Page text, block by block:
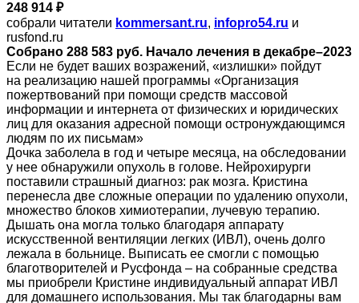
248 914 ₽
собрали читатели kommersant.ru, infopro54.ru и
rusfond.ru
Собрано 288 583 руб. Начало лечения в декабре–2023
Если не будет ваших возражений, «излишки» пойдут
на реализацию нашей программы «Организация
пожертвований при помощи средств массовой
информации и интернета от физических и юридических
лиц для оказания адресной помощи остронуждающимся
людям по их письмам»
Дочка заболела в год и четыре месяца, на обследовании
у нее обнаружили опухоль в голове. Нейрохирурги
поставили страшный диагноз: рак мозга. Кристина
перенесла две сложные операции по удалению опухоли,
множество блоков химиотерапии, лучевую терапию.
Дышать она могла только благодаря аппарату
искусственной вентиляции легких (ИВЛ), очень долго
лежала в больнице. Выписать ее смогли с помощью
благотворителей и Русфонда – на собранные средства
мы приобрели Кристине индивидуальный аппарат ИВЛ
для домашнего использования. Мы так благодарны вам